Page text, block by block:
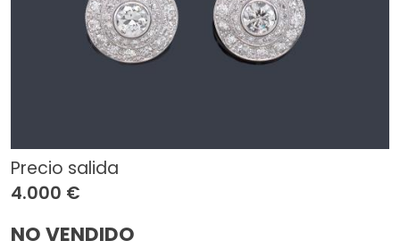
Precio salida
4.000 €
NO VENDIDO